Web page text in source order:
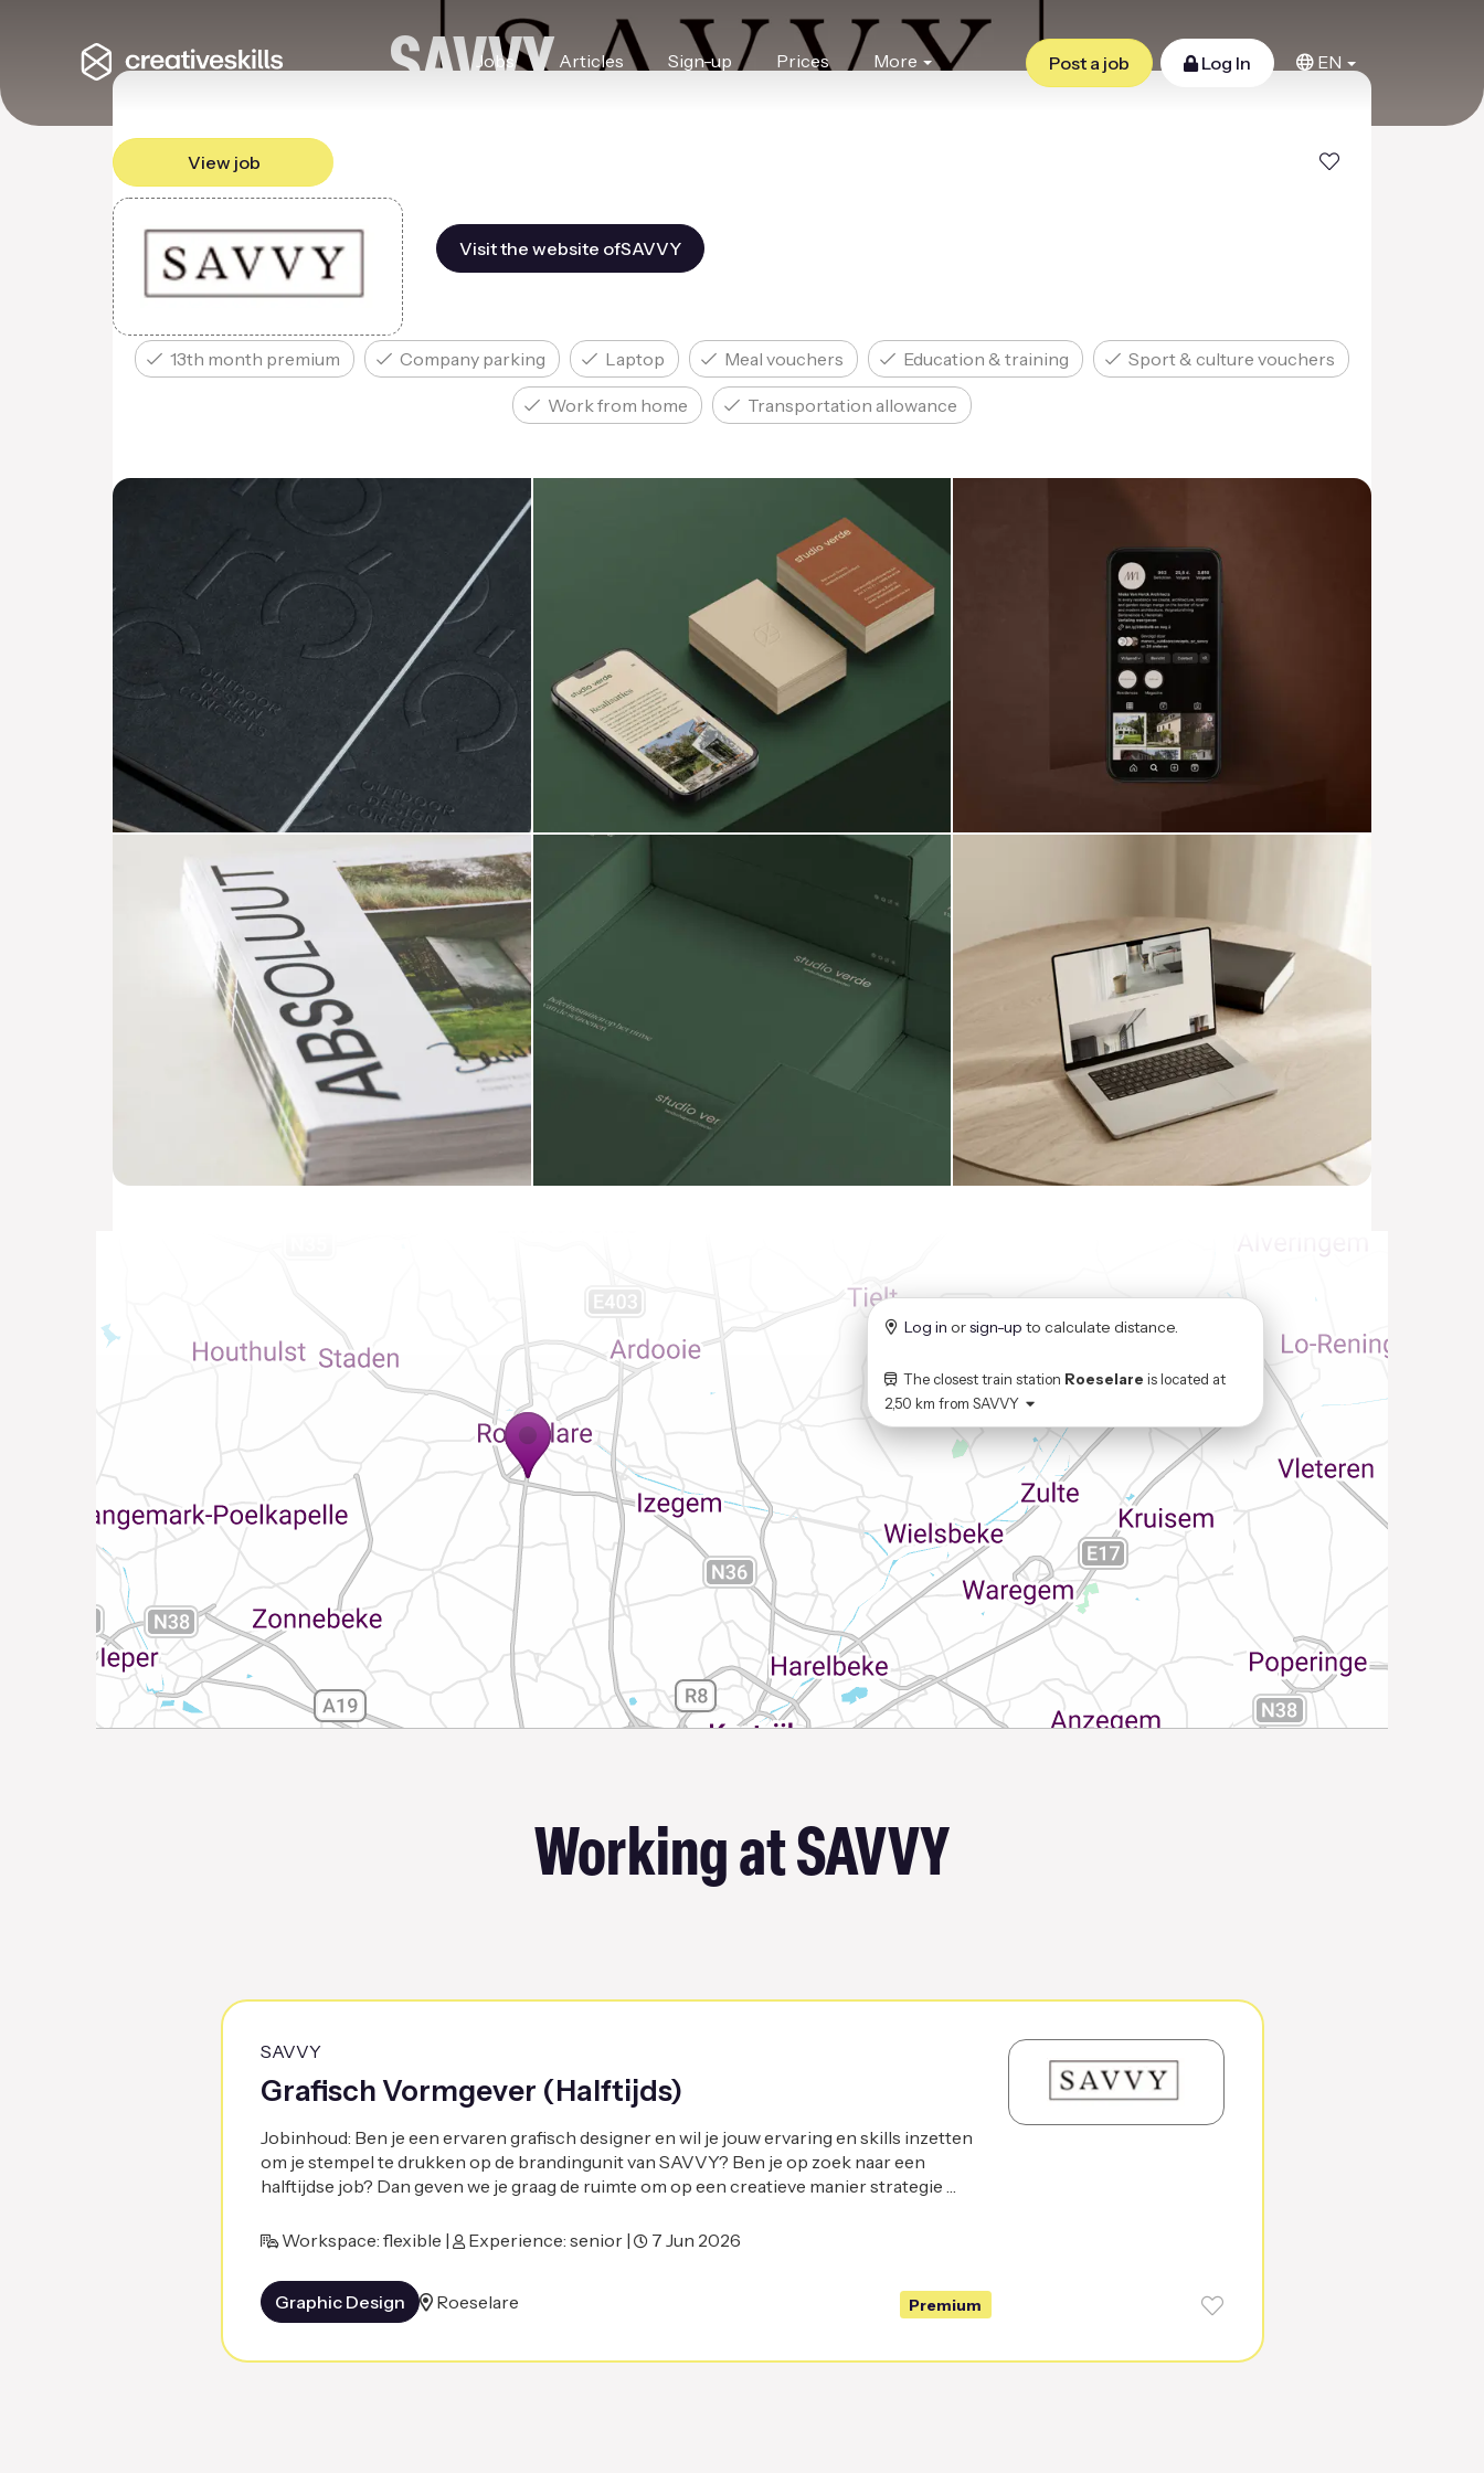
Jobs Articles Sign-up Prices More Post a job Log In EN
SAVVY
View job
Visit the website ofSAVVY
13th month premium Company parking Laptop Meal vouchers Education & training Sport & culture vouchers
Work from home Transportation allowance
Log in orsign-up to calculate distance.
The closest train station Roeselare is located at
2,50 km from SAVVY
Working at SAVVY
SAVVY
Grafisch Vormgever (Halftijds)
Jobinhoud: Ben je een ervaren grafisch designer en wil je jouw ervaring en skills inzetten
om je stempel te drukken op de brandingunit van SAVVY? Ben je op zoek naar een
halftijdse job? Dan geven we je graag de ruimte om op een creatieve manier strategie …
Workspace: flexible | Experience: senior | 7 Jun 2026
Graphic Design Roeselare Premium